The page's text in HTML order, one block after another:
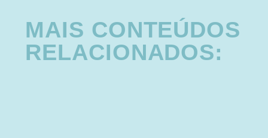
MAIS CONTEÚDOS
RELACIONADOS: